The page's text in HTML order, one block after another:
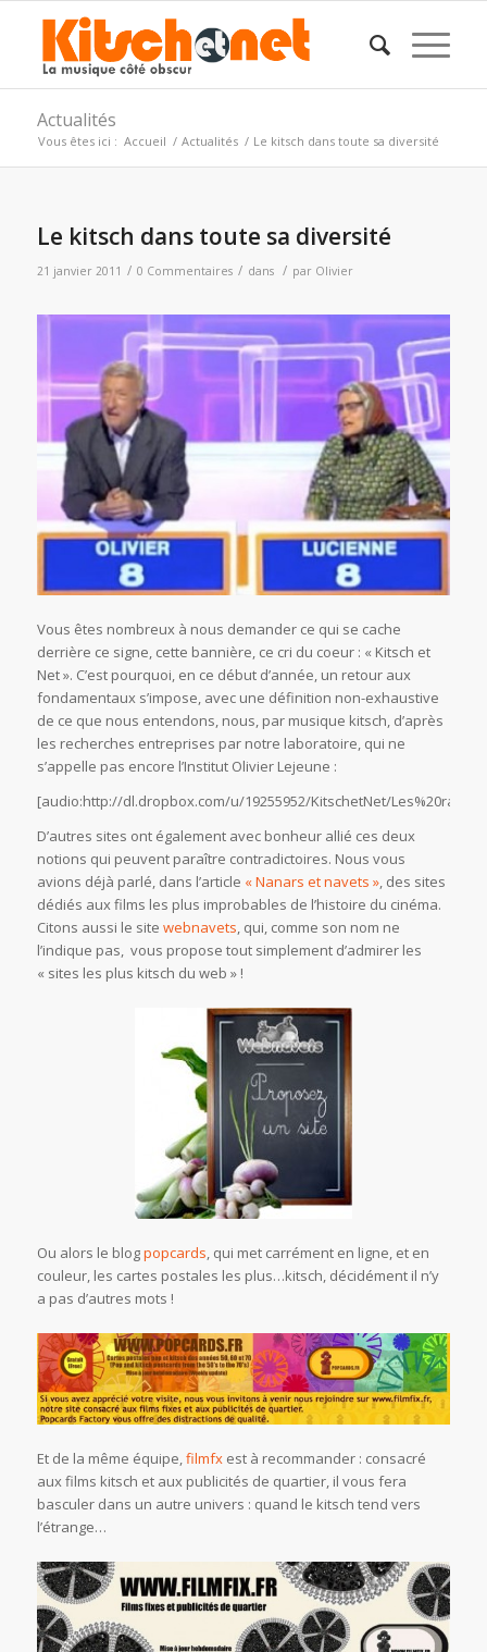
Actualités
Vous êtes ici : Accueil / Actualités / Le kitsch dans toute sa diversité
Le kitsch dans toute sa diversité
21 janvier 2011 / 0 Commentaires / dans / par Olivier
Vous êtes nombreux à nous demander ce qui se cache
derrière ce signe, cette bannière, ce cri du coeur : « Kitsch et
Net ». C’est pourquoi, en ce début d’année, un retour aux
fondamentaux s’impose, avec une définition non-exhaustive
de ce que nous entendons, nous, par musique kitsch, d’après
les recherches entreprises par notre laboratoire, qui ne
s’appelle pas encore l’Institut Olivier Lejeune :
[audio:http://dl.dropbox.com/u/19255952/KitschetNet/
D’autres sites ont également avec bonheur allié ces deux
notions qui peuvent paraître contradictoires. Nous vous
avions déjà parlé, dans l’article « Nanars et navets », des sites
dédiés aux films les plus improbables de l’histoire du cinéma.
Citons aussi le site webnavets, qui, comme son nom ne
l’indique pas, vous propose tout simplement d’admirer les
« sites les plus kitsch du web » !
Ou alors le blogpopcards, qui met carrément en ligne, et en
couleur, les cartes postales les plus…kitsch, décidément il n’y
a pas d’autres mots !
Et de la même équipe,filmfxest à recommander : consacré
aux films kitsch et aux publicités de quartier, il vous fera
basculer dans un autre univers : quand le kitsch tend vers
l’étrange…